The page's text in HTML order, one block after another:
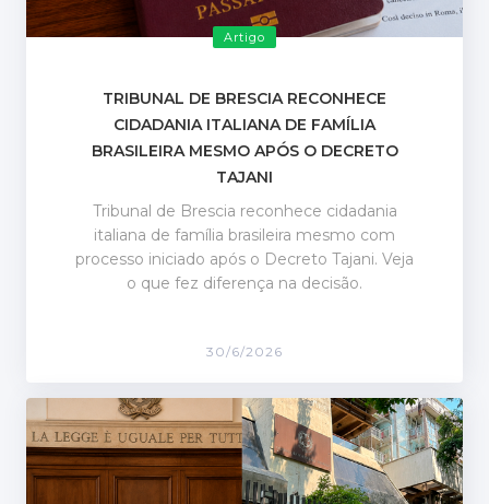
Artigo
TRIBUNAL DE BRESCIA RECONHECE
CIDADANIA ITALIANA DE FAMÍLIA
BRASILEIRA MESMO APÓS O DECRETO
TAJANI
Tribunal de Brescia reconhece cidadania
italiana de família brasileira mesmo com
processo iniciado após o Decreto Tajani. Veja
o que fez diferença na decisão.
30/6/2026